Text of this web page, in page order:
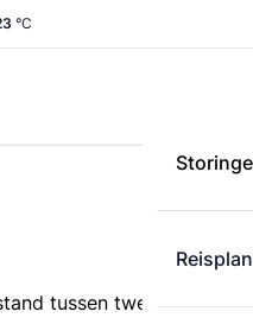
°C
tussen twee